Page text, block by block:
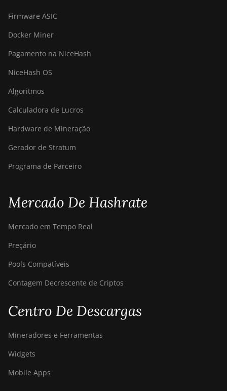
Firmware ASIC
Docker Miner
Pagamento na NiceHash
NiceHash OS
Algoritmos
Calculadora de Lucros
Hardware de Mineração
Gerador de Stratum
Programa de Parceiro
Mercado De Hashrate
Mercado em Tempo Real
Preçário
Pools Compatíveis
Contagem Decrescente de Criptos
Centro De Descargas
Mineradores e Ferramentas
Widgets
Mobile Apps